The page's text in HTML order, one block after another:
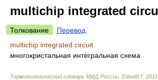
multichip integrated
Толкование
Перевод
multichip integrated circuit
многокристальная интегральная схема
Терминологический словарь МИД России EdwART. 2011